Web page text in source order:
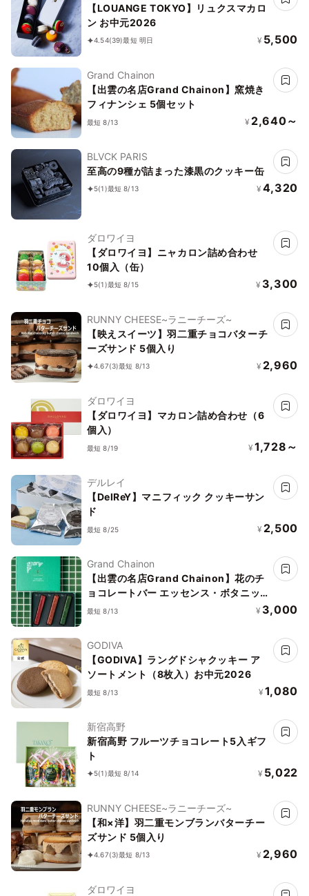
【LOUANGE TOKYO】リュクスマカロ
ン お中元2026
4.54(39)最短 明日 ¥ 5,500
Grand Chainon
【出雲の名店Grand Chainon】窯焼き
フィナンシェ 5個セット
最短 8/13 ¥ 2,640～
BLVCK PARIS
至高の9種が詰まった漆黒のクッキー缶
5(1)最短 8/13 ¥ 4,320
ダロワイヨ
【ダロワイヨ】ニャカロン詰め合わせ
10個入（缶）
5(1)最短 8/15 ¥ 3,300
RUNNY CHEESE~ラニーチーズ~
【映えスイーツ】羽二重チョコバターチ
ーズサンド 5個入り
4.67(3)最短 8/13 ¥ 2,960
ダロワイヨ
【ダロワイヨ】マカロン詰め合わせ（6
個入）
最短 8/19 ¥ 1,728～
デルレイ
【DelReY】マニフィック クッキーサン
ド
最短 8/25 ¥ 2,500
Grand Chainon
【出雲の名店Grand Chainon】花のチ
ョコレートバー エッセンス・ボタニッ
ク
最短 8/13 ¥ 3,000
GODIVA
【GODIVA】ラングドシャクッキー ア
ソートメント（8枚入）お中元2026
最短 8/13 ¥ 1,080
新宿高野
新宿高野 フルーツチョコレート5入ギフ
ト
5(1)最短 8/14 ¥ 5,022
RUNNY CHEESE~ラニーチーズ~
【和×洋】羽二重モンブランバターチー
ズサンド 5個入り
4.67(3)最短 8/13 ¥ 2,960
ダロワイヨ